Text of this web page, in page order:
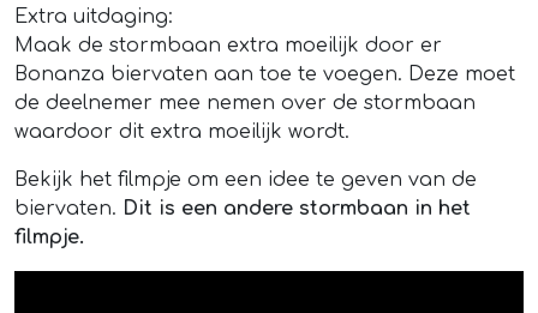
Extra uitdaging:
Maak de stormbaan extra moeilijk door er
Bonanza biervaten aan toe te voegen. Deze moet
de deelnemer mee nemen over de stormbaan
waardoor dit extra moeilijk wordt.
Bekijk het filmpje om een idee te geven van de
biervaten. Dit is een andere stormbaan in het
filmpje.